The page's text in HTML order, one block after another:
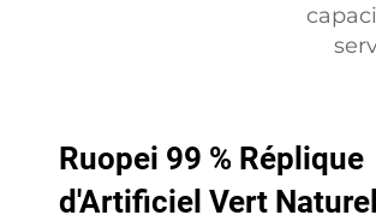
Ruopei 99 % Réplique
d'Artificiel Vert